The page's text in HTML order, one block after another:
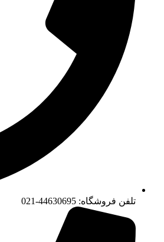
تلفن فروشگاه: 44630695-021